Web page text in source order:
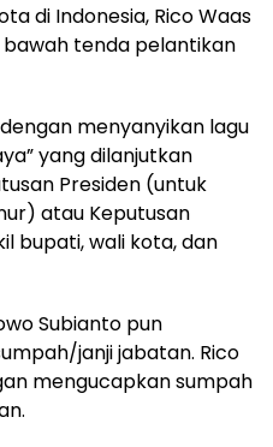
di Indonesia, Rico Waas
bawah tenda pelantikan
menyanyikan lagu
yang dilanjutkan
Presiden (untuk
atau Keputusan
bupati, wali kota, dan
Subianto pun
janji jabatan. Rico
mengucapkan sumpah